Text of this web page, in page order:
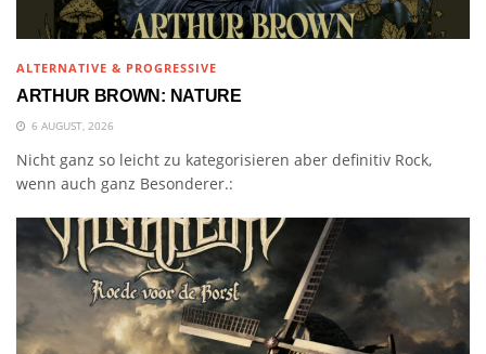
ALTERNATIVE & PROGRESSIVE
ARTHUR BROWN: NATURE
6 AUGUST, 2026
Nicht ganz so leicht zu kategorisieren aber definitiv Rock,
wenn auch ganz Besonderer.: